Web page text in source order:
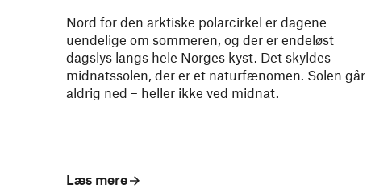
Nord for den arktiske polarcirkel er dagene
uendelige om sommeren, og der er endeløst
dagslys langs hele Norges kyst. Det skyldes
midnatssolen, der er et naturfænomen. Solen går
aldrig ned – heller ikke ved midnat.
Læs mere